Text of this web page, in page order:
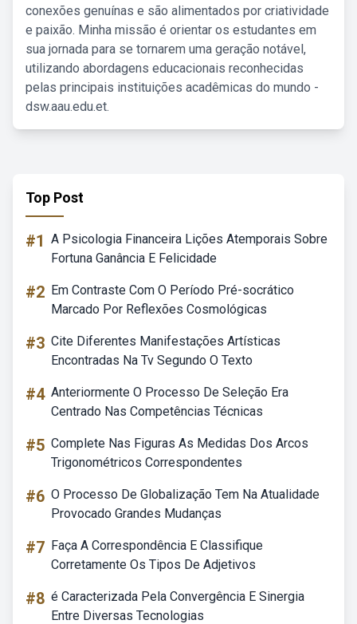
conexões genuínas e são alimentados por criatividade
e paixão. Minha missão é orientar os estudantes em
sua jornada para se tornarem uma geração notável,
utilizando abordagens educacionais reconhecidas
pelas principais instituições acadêmicas do mundo -
dsw.aau.edu.et.
Top Post
#1 A Psicologia Financeira Lições Atemporais Sobre
Fortuna Ganância E Felicidade
#2 Em Contraste Com O Período Pré-socrático
Marcado Por Reflexões Cosmológicas
#3 Cite Diferentes Manifestações Artísticas
Encontradas Na Tv Segundo O Texto
#4 Anteriormente O Processo De Seleção Era
Centrado Nas Competências Técnicas
#5 Complete Nas Figuras As Medidas Dos Arcos
Trigonométricos Correspondentes
#6 O Processo De Globalização Tem Na Atualidade
Provocado Grandes Mudanças
#7 Faça A Correspondência E Classifique
Corretamente Os Tipos De Adjetivos
#8 é Caracterizada Pela Convergência E Sinergia
Entre Diversas Tecnologias